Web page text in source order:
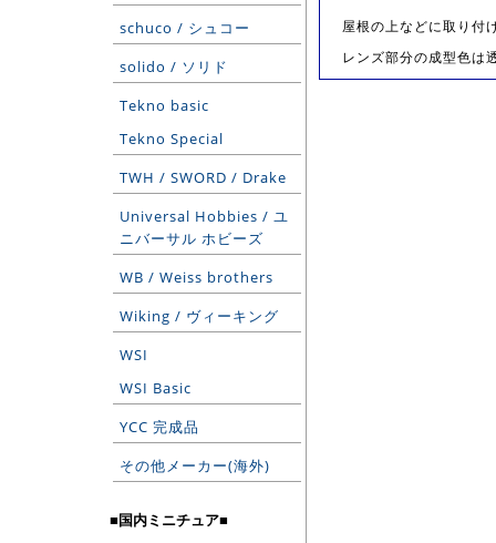
schuco / シュコー
solido / ソリド
Tekno basic
Tekno Special
TWH / SWORD / Drake
Universal Hobbies / ユ
ニバーサル ホビーズ
WB / Weiss brothers
Wiking / ヴィーキング
WSI
WSI Basic
YCC 完成品
その他メーカー(海外)
■国内ミニチュア■
屋根の上などに取り付
レンズ部分の成型色は